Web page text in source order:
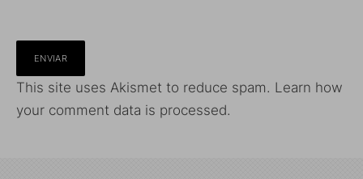
This site uses Akismet to reduce spam. Learn how
your comment data is processed.